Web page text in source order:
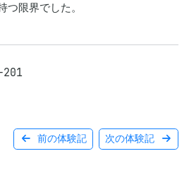
つ限界でした。
前の体験記 次の体験記